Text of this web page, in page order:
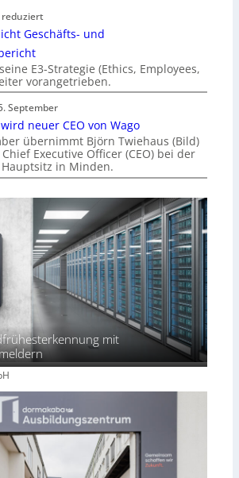
reduziert
Geschäfts- und
E3-Strategie (Ethics, Employees,
vorangetrieben.
September
neuer CEO von Wago
übernimmt Björn Twiehaus (Bild)
Executive Officer (CEO) bei der
in Minden.
mit